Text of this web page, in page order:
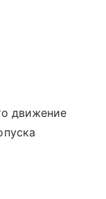
движение